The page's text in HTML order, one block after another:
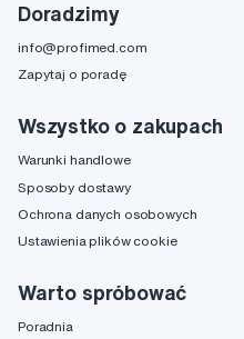
Doradzimy
info@profimed.com
Zapytaj o poradę
Wszystko o zakupach
Warunki handlowe
Sposoby dostawy
Ochrona danych osobowych
Ustawienia plików cookie
Warto spróbować
Poradnia